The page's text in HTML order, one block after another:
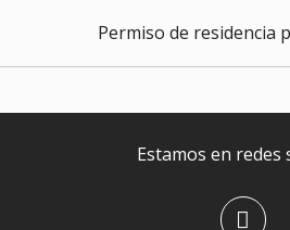
Permiso de residencia
Estamos en redes